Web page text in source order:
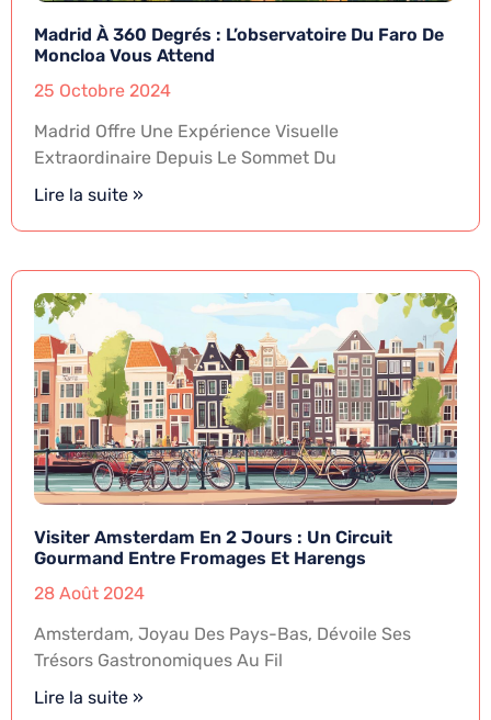
Madrid À 360 Degrés : L’observatoire Du Faro De
Moncloa Vous Attend
25 Octobre 2024
Madrid Offre Une Expérience Visuelle
Extraordinaire Depuis Le Sommet Du
Lire la suite »
Visiter Amsterdam En 2 Jours : Un Circuit
Gourmand Entre Fromages Et Harengs
28 Août 2024
Amsterdam, Joyau Des Pays-Bas, Dévoile Ses
Trésors Gastronomiques Au Fil
Lire la suite »